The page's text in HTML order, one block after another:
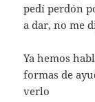
pedí perdón
a dar, no me
Ya hemos
formas de
verlo